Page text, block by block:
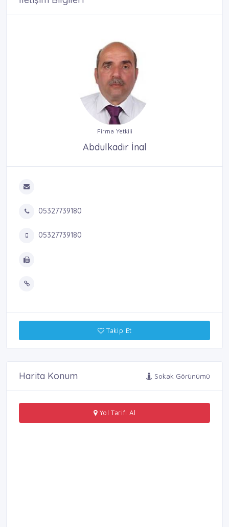
Firma Yetkili
Abdulkadir İnal
05327739180
05327739180
Takip Et
Harita Konum Sokak Görünümü
Yol Tarifi Al